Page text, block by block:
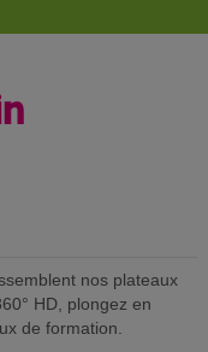
nos plateaux
HD, plongez en
de formation.